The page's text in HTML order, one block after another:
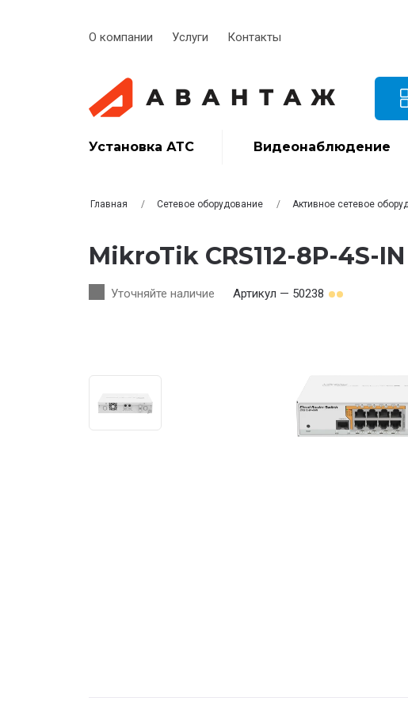
О компании Услуги Контакты
Установка АТС Видеонаблюдение
Главная Сетевое оборудование Активное сетевое
MikroTik CRS112-8P-4S-IN
Уточняйте наличие Артикул — 50238